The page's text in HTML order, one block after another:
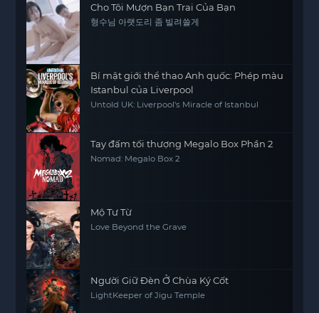
Cho Tôi Mượn Bạn Trai Của Bạn
형수님 아랫도리 좀 빌려쓸게
Bí mật giới thể thao Anh quốc: Phép màu
Istanbul của Liverpool
Untold UK: Liverpool's Miracle of Istanbul
Tay đấm tối thượng Megalo Box Phần 2
Nomad: Megalo Box 2
Mộ Tư Từ
Love Beyond the Grave
Người Giữ Đèn Ở Chùa Ký Cốt
LightKeeper of Jigu Temple